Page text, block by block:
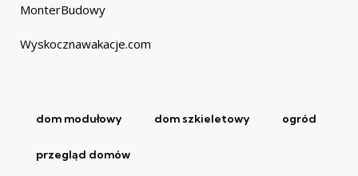
MonterBudowy
Wyskocznawakacje.com
dom modułowy dom szkieletowy ogród
przegląd domów